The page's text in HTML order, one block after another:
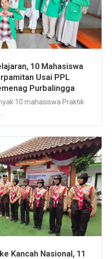
10 Mahasiswa
Usai PPL
Purbalingga
10 mahasiswa Praktik
Kancah Nasional, 11